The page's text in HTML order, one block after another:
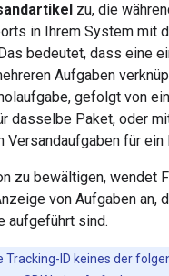
zu, die
in Ihrem System mit
bedeutet, dass eine
Aufgaben
gefolgt von
dasselbe Paket, oder
Versandaufgaben für ein
zu bewältigen, wendet
von Aufgaben an,
aufgeführt sind.
Tracking-ID keines der